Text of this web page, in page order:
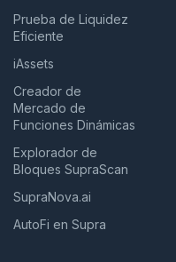
Prueba de Liquidez
Eficiente
iAssets
Creador de
Mercado de
Funciones Dinámicas
Explorador de
Bloques SupraScan
SupraNova.ai
AutoFi en Supra